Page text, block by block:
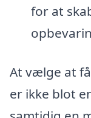
for at
At vælge at
er ikke blot